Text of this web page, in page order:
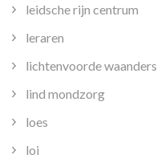
leidsche rijn centrum
leraren
lichtenvoorde waanders
lind mondzorg
loes
loi